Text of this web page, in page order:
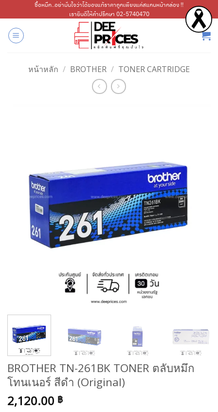
ไป
เนื้อหา
ซื้อหมึก..อย่ามั่นใจว่าได้ของแท้ราคาถูกเพียงแค่สแกนหน้ากล่อง !!
เรายินดีให้คำปรึกษา 02-5740470
หน้าหลัก / BROTHER / TONER CARTRIDGE
BROTHER TN-261BK TONER ตลับหมึก
โทนเนอร์ สีดำ (Original)
2,120.00 ฿